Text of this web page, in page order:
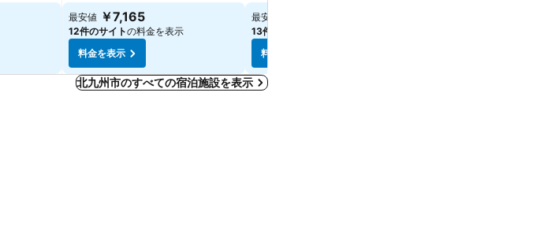
最安値 ￥7,165
12件のサイトの料金を表示
料金を表示
最安値
13件のサイト
料金を表示
北九州市のすべての宿泊施設を表示